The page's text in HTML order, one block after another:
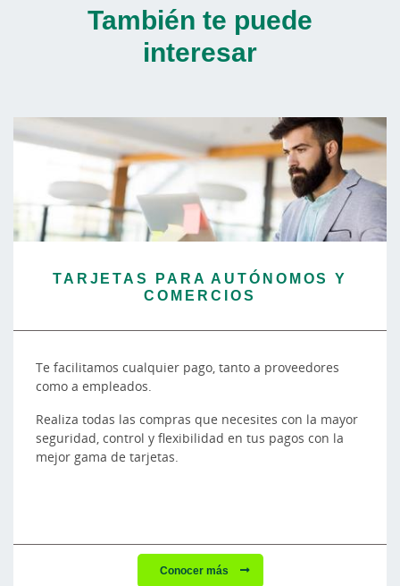
También te puede
interesar
TARJETAS PARA AUTÓNOMOS Y
COMERCIOS
Te facilitamos cualquier pago, tanto a proveedores
como a empleados.
Realiza todas las compras que necesites con la mayor
seguridad, control y flexibilidad en tus pagos con la
mejor gama de tarjetas.
Conocer más